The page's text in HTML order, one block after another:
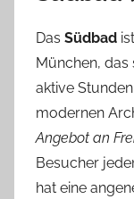
Das Südbad
München,
aktive
modernen
Angebot an
Besucher
hat eine